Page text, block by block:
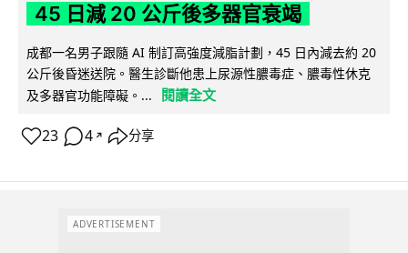
45 日減 20 公斤後多器官衰竭
成都一名男子跟隨 AI 制訂高強度減脂計劃，45 日內減去約 20
公斤後昏迷送院。醫生診斷他患上尿源性膿毒症、膿毒性休克
及多器官功能障礙。...
閱讀全文
23 4 ↗ 分享
ADVERTISEMENT